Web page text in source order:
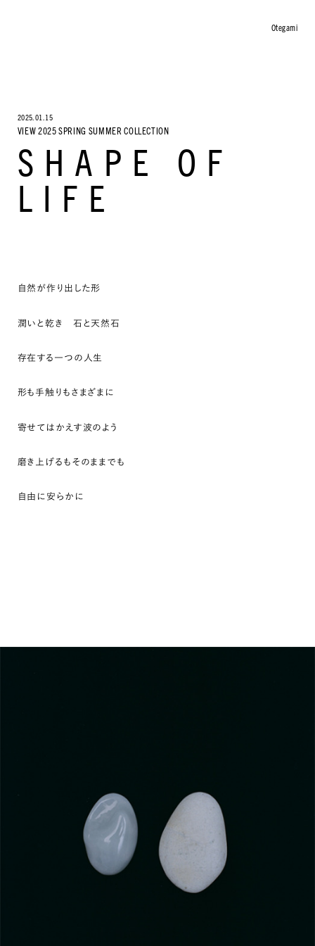
Otegami
INFO
About
Stockist
Material & Care
ONLINE STORE
Otegami
2025.01.15
VIEW 2025 SPRING SUMMER COLLECTION
SHAPE OF
LIFE
自然が作り出した形
潤いと乾き 石と天然石
存在する一つの人生
形も手触りもさまざまに
寄せてはかえす波のよう
磨き上げるもそのままでも
自由に安らかに